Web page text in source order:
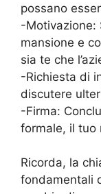
possano
-Motivazione:
mansione e
sia te che
-Richiesta di
discutere
-Firma:
formale, il tuo
Ricorda, la
fondamentali